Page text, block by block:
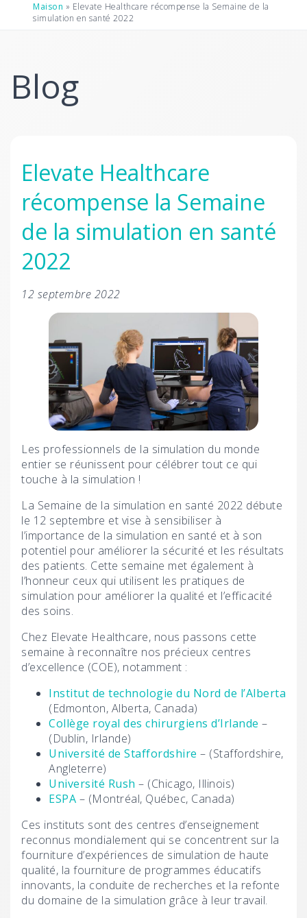
Maison » Elevate Healthcare récompense la Semaine de la
simulation en santé 2022
Blog
Elevate Healthcare
récompense la Semaine
de la simulation en santé
2022
12 septembre 2022
Les professionnels de la simulation du monde
entier se réunissent pour célébrer tout ce qui
touche à la simulation !
La Semaine de la simulation en santé 2022 débute
le 12 septembre et vise à sensibiliser à
l’importance de la simulation en santé et à son
potentiel pour améliorer la sécurité et les résultats
des patients. Cette semaine met également à
l’honneur ceux qui utilisent les pratiques de
simulation pour améliorer la qualité et l’efficacité
des soins.
Chez Elevate Healthcare, nous passons cette
semaine à reconnaître nos précieux centres
d’excellence (COE), notamment :
Institut de technologie du Nord de l’Alberta
(Edmonton, Alberta, Canada)
Collège royal des chirurgiens d’Irlande –
(Dublin, Irlande)
Université de Staffordshire – (Staffordshire,
Angleterre)
Université Rush – (Chicago, Illinois)
ESPA – (Montréal, Québec, Canada)
Ces instituts sont des centres d’enseignement
reconnus mondialement qui se concentrent sur la
fourniture d’expériences de simulation de haute
qualité, la fourniture de programmes éducatifs
innovants, la conduite de recherches et la refonte
du domaine de la simulation grâce à leur travail.